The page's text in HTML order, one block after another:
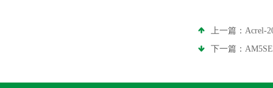
上一篇： Acrel-
下一篇：